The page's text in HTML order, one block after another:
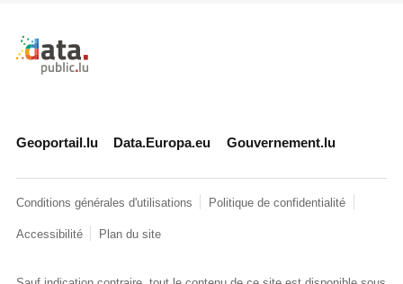
Retour à l'accueil de data.public.lu
Geoportail.lu Data.Europa.eu Gouvernement.lu
Conditions générales d'utilisations Politique de confidentialité
Accessibilité Plan du site